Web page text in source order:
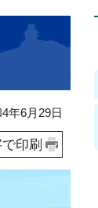
年6月29日
印刷